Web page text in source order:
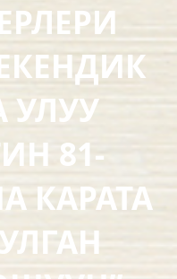
УЛУУ
81-
КАРАТА